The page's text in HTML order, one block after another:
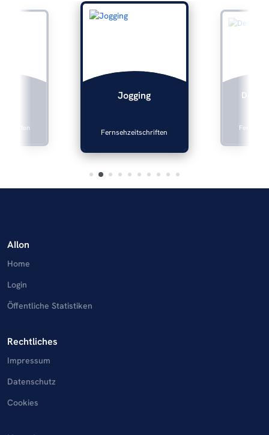
Jogging
Fernsehzeitschriften
AIlon
Home
Login
Öffentliche Statistiken
Rechtliches
Impressum
Datenschutz
Cookies